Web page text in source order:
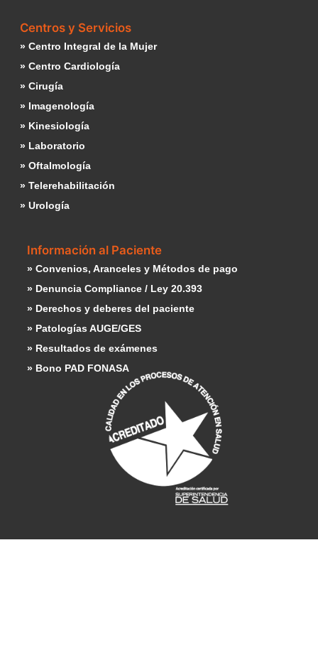
Centros y Servicios
» Centro Integral de la Mujer
» Centro Cardiología
» Cirugía
» Imagenología
» Kinesiología
» Laboratorio
» Oftalmología
» Telerehabilitación
» Urología
Información al Paciente
» Convenios, Aranceles y Métodos de pago
» Denuncia Compliance / Ley 20.393
» Derechos y deberes del paciente
» Patologías AUGE/GES
» Resultados de exámenes
» Bono PAD FONASA